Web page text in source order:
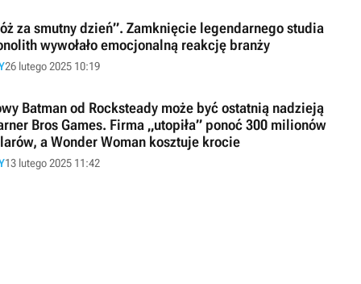
za smutny dzień”. Zamknięcie legendarnego studia
wywołało emocjonalną reakcję branży
26 lutego 2025 10:19
Batman od Rocksteady może być ostatnią nadzieją
Bros Games. Firma „utopiła” ponoć 300 milionów
a Wonder Woman kosztuje krocie
13 lutego 2025 11:42